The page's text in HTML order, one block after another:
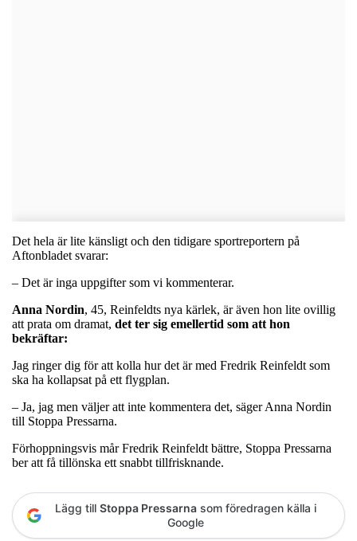
Det hela är lite känsligt och den tidigare sportreportern på
Aftonbladet svarar:
­– Det är inga uppgifter som vi kommenterar.
Anna Nordin, 45, Reinfeldts nya kärlek, är även hon lite ovillig
att prata om dramat, det ter sig emellertid som att hon
bekräftar:
Jag ringer dig för att kolla hur det är med Fredrik Reinfeldt som
ska ha kollapsat på ett flygplan.
– Ja, jag men väljer att inte kommentera det, säger Anna Nordin
till Stoppa Pressarna.
Förhoppningsvis mår Fredrik Reinfeldt bättre, Stoppa Pressarna
ber att få tillönska ett snabbt tillfrisknande.
Lägg till Stoppa Pressarna som föredragen källa i
Google